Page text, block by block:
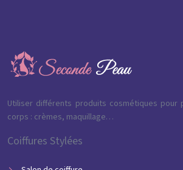
Utiliser différents produits cosmétiques pour
corps : crèmes, maquillage…
Coiffures Stylées